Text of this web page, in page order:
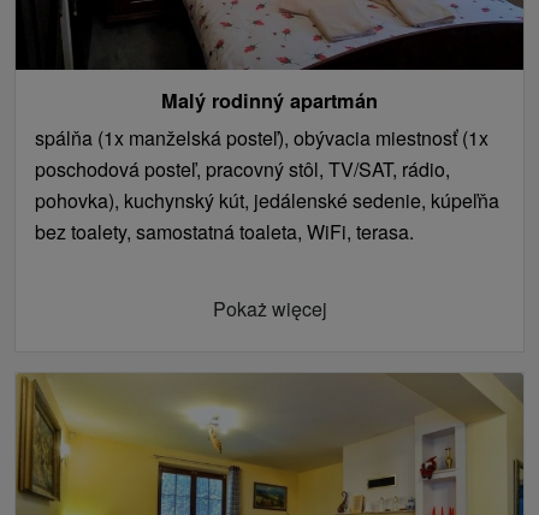
Malý rodinný apartmán
spálňa (1x manželská posteľ), obývacia miestnosť (1x
poschodová posteľ, pracovný stôl, TV/SAT, rádio,
pohovka), kuchynský kút, jedálenské sedenie, kúpeľňa
bez toalety, samostatná toaleta, WiFi, terasa.
Pokaż więcej